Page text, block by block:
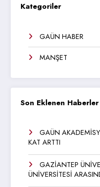
Kategoriler
GAÜN HABER
MANŞET
Son Eklenen Haberler
GAÜN
KAT ARTTI
GAZİANTEP
ÜNİVERSİTESİ